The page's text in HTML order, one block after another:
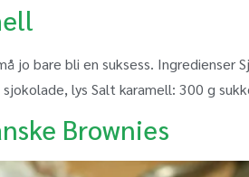
jo bare bli en suksess.
lys Salt karamell: 300 g
Brownies